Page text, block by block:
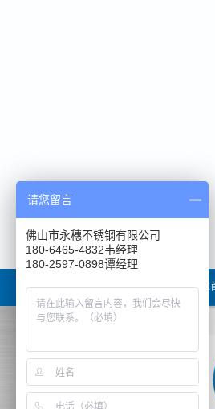
永穗管业
请您留言
佛山市永穗不锈钢有限公司
180-6465-4832韦经理
180-2597-0898谭经理